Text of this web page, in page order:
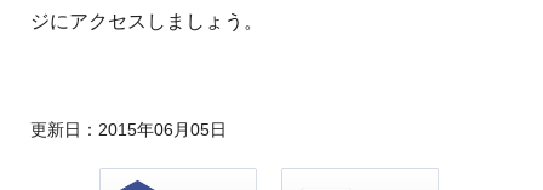
ジにアクセスしましょう。
更新日： 2015年06月05日